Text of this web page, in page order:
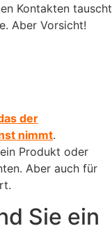
Kontakten tauscht
Aber Vorsicht!
der
nimmt.
Produkt oder
Aber auch für
Sie ein